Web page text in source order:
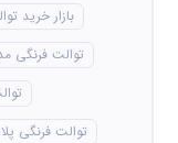
بازار خرید
توالت فرنگی
توالت فرنگی